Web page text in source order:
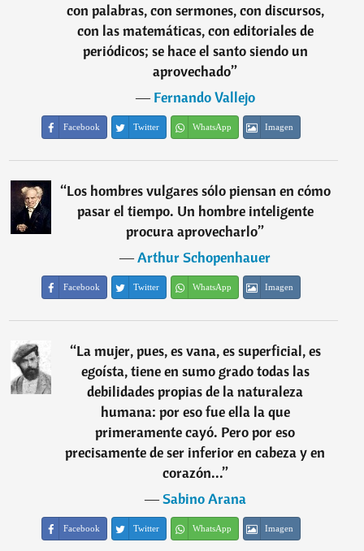
con palabras, con sermones, con discursos,
con las matemáticas, con editoriales de
periódicos; se hace el santo siendo un
aprovechado”
―Fernando Vallejo
Facebook Twitter WhatsApp Imagen
“Los hombres vulgares sólo piensan en cómo
pasar el tiempo. Un hombre inteligente
procura aprovecharlo”
―Arthur Schopenhauer
Facebook Twitter WhatsApp Imagen
“La mujer, pues, es vana, es superficial, es
egoísta, tiene en sumo grado todas las
debilidades propias de la naturaleza
humana: por eso fue ella la que
primeramente cayó. Pero por eso
precisamente de ser inferior en cabeza y en
corazón...”
―Sabino Arana
Facebook Twitter WhatsApp Imagen